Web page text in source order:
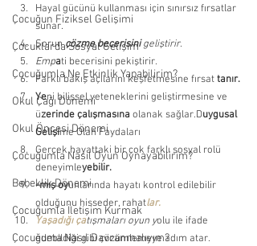
Çocuğun Fiziksel Gelişimi
Çocuklarda Sosyal Gelişim
Çocuğumla Ne Etkinlik Yapabilirim?
Okul Çağı Dönemi
Okul Öncesi Dönemi
Çocuğumla Nasıl Oyun Oynayabilirim?
Bebeklik Dönemi
Çocuğumla İletişim Kurmak
Çocuğuma Nasıl Davranmalıyım?
Hayal gücünü kullanması için sınırsız fırsatlar
sunar.
Sorun çözme becerisini geliştirir.
Empati becerisini pekiştirir.
Farklı bakış açılarını keşfetmesine fırsat tanır.
Yeni bilişsel yeteneklerini geliştirmesine ve
üzerinde çalışmasına olanak sağlar.Duygusal
Gelişime Olan Faydaları
Gerçek hayattaki bir çok farklı sosyal rolü
deneyimleyebilir.
-mış oyunlarında hayatı kontrol edilebilir
olduğunu hisseder, rahatlar.
Yaşadığı çatışmaları oyun yolu ile ifade
edebildiği gibi çözümlemeye adım atar.